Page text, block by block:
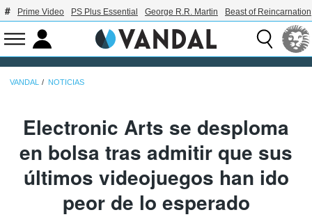
Prime Video PS Plus Essential George R.R. Martin Beast of Reincarnation
VANDAL NOTICIAS
Electronic Arts se desploma
en bolsa tras admitir que sus
últimos videojuegos han ido
peor de lo esperado